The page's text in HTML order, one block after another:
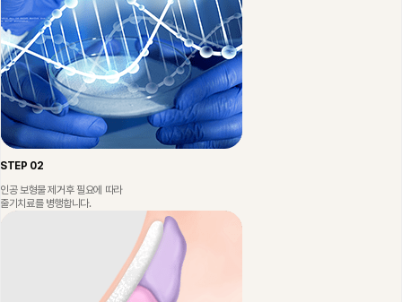
STEP 02
인공 보형물 제거후 필요에 따라
줄기치료를 병행합니다.